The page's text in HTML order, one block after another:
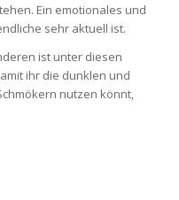
Ein emotionales und
sehr aktuell ist.
ist unter diesen
ihr die dunklen und
nutzen könnt,